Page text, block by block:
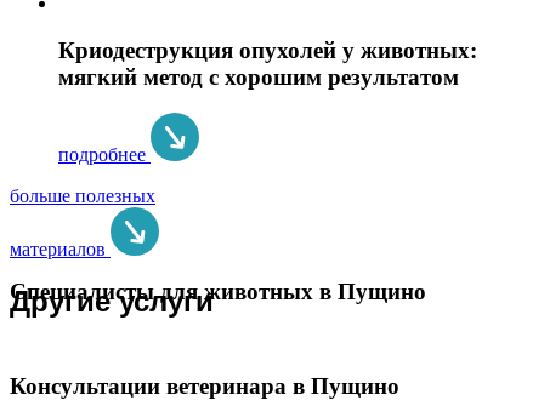
Криодеструкция опухолей у животных:
мягкий метод с хорошим результатом
подробнее
больше полезных
материалов
Другие услуги
Специалисты для животных в Пущино
Консультации ветеринара в Пущино